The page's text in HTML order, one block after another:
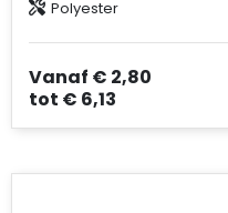
Polyester
Vanaf € 2,80
tot € 6,13